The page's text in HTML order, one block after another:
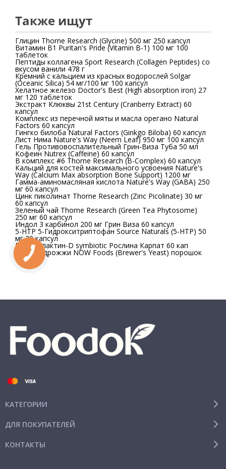
Также ищут
Глицин Thorne Research (Glycine) 500 мг 250 капсул
Витамин В1 Puritan's Pride (Vitamin B-1) 100 мг 100
таблеток
Пептиды коллагена Sport Research (Collagen Peptides) со
вкусом ванили 478 г
Кремний с кальцием из красных водорослей Solgar
(Oceanic Silica) 54 мг/100 мг 100 капсул
Хелатное железо Doctor's Best (High absorption iron) 27
мг 120 таблеток
Экстракт Клюквы 21st Century (Cranberry Extract) 60
капсул
Комплекс из перечной мяты и масла орегано Natural
Factors 60 капсул
Гингко билоба Natural Factors (Ginkgo Biloba) 60 капсул
Лист Нима Nature's Way (Neem Leaf) 950 мг 100 капсул
Гель Противовоспалительный Грин-Виза Туба 50 мл
Кофеин Nutrex (Caffeine) 60 капсул
В комплекс #6 Thorne Research (B-Complex) 60 капсул
Кальций для костей максимального усвоения Nature's
Way (Calcium Max absorption Bone Support) 1200 мг
Гамма-аминомасляная кислота Nature's Way (GABA) 250
мг 60 капсул
Цинк пиколинат Thorne Research (Zinc Picolinate) 30 мг
60 капсул
Зеленый чай Thorne Research (Green Tea Phytosome)
250 мг 60 капсул
Индол 3 карбинол 200 мг Грин Виза 60 капсул
5-HTP 5-Гидрокситриптофан Source Naturals (5-HTP) 50
мг 30 капсул
Бифидолактин-D symbiotic Рослина Карпат 60 кап
Пивные дрожжи NOW Foods (Brewer's Yeast) порошок
454 г
КАТЕГОРИИ
ДЛЯ ПОКУПАТЕЛЕЙ
КОНТАКТЫ